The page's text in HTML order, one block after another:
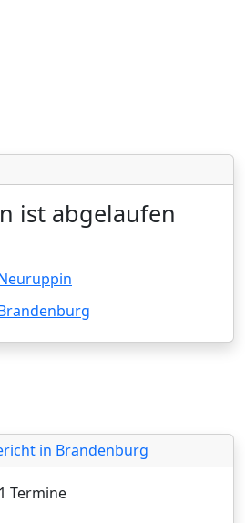
ist abgelaufen
in Brandenburg
Termine